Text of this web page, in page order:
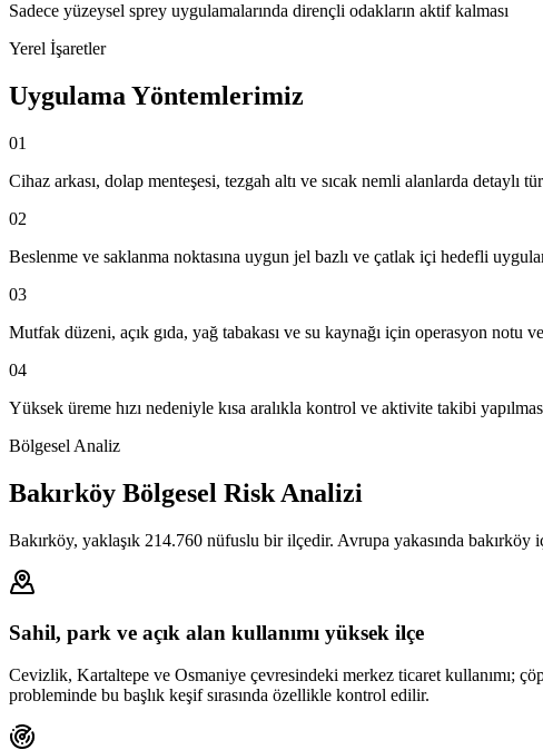
Sadece yüzeysel sprey uygulamalarında dirençli odakların aktif kalması
Yerel İşaretler
Uygulama Yöntemlerimiz
01
Cihaz arkası, dolap menteşesi, tezgah altı ve sıcak nemli alanlarda detaylı
02
Beslenme ve saklanma noktasına uygun jel bazlı ve çatlak içi hedefli
03
Mutfak düzeni, açık gıda, yağ tabakası ve su kaynağı için operasyon notu
04
Yüksek üreme hızı nedeniyle kısa aralıkla kontrol ve aktivite takibi
Bölgesel Analiz
Bakırköy Bölgesel Risk Analizi
Bakırköy, yaklaşık 214.760 nüfuslu bir ilçedir. Avrupa yakasında bakırköy
Sahil, park ve açık alan kullanımı yüksek ilçe
Cevizlik, Kartaltepe ve Osmaniye çevresindeki merkez ticaret kullanımı;
probleminde bu başlık keşif sırasında özellikle kontrol edilir.